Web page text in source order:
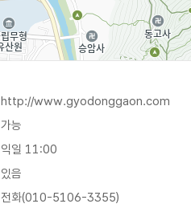
http://www.gyodonggaon.com
가능
익일 11:00
있음
전화(010-5106-3355)